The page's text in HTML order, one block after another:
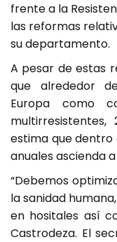
frente a la
las reformas
su departamento.
A pesar de estas
que alrededor
Europa como
estima que dentro
anuales ascienda
“Debemos
la sanidad
en hositales así
Castrodeza. El